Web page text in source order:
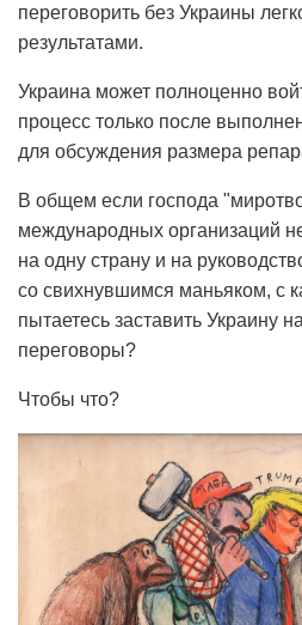
переговорить без Украины
результатами.
Украина может полноценно
процесс только после
для обсуждения размера
В общем если господа
международных организаций
на одну страну и на
со свихнувшимся маньяком, с
пытаетесь заставить Украину
переговоры?
Чтобы что?